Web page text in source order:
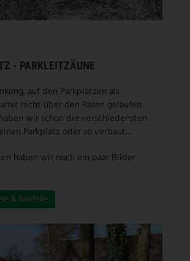
- PARKLEITZÄUNE
auf den Parkplätzen als
nicht über den Rasen gelaufen
wir schon die verschiedensten
Parkplatz oder so verbaut…
haben wir noch ein paar Bilder
& Bauteile